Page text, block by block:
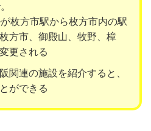
枚方市駅から枚方市内の駅
方市、御殿山、牧野、樟
更される
関連の施設を紹介すると、
ができる